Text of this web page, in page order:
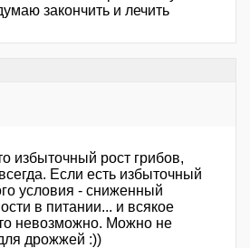
закончить и лечить
избыточный рост грибов,
Если есть избыточный
условия - сниженный
в питании... и всякое
невозможно. Можно не
дрожжей :))